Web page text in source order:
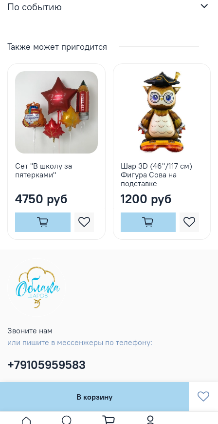
В корзину
По событию
Также может пригодится
Сет "В школу за
пятерками"
4750 руб
Шар 3D (46''/117 см)
Фигура Сова на
подставке
1200 руб
Звоните нам
или пишите в мессенжеры по телефону:
+79105959583